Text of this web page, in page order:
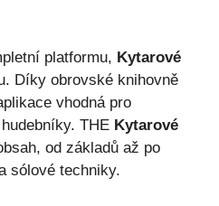
platformu, Kytarové
Díky obrovské knihovně
vhodná pro
THE Kytarové
od základů až po
sólové techniky.